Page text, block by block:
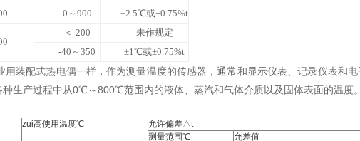
0 ～ 900 ±2.5℃或±0.75%t
＜ -200
未作规定
-40 ～ 350 ±1℃或±0.75%t
装配式热电偶一样，作为测量温度的传感器，通常和显示仪表、记录仪表和电
生产过程中从0℃～800℃范围内的液体、蒸汽和气体介质以及固体表面的温度
zui高使用温度℃
允许偏差△t
测量范围℃
允差值